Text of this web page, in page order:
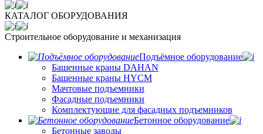
КАТАЛОГ ОБОРУДОВАНИЯ
Строительное оборудование и механизация
Подъёмное оборудование
Башенные краны DAHAN
Башенные краны HYCM
Мачтовые подъемники
Фасадные подъемники
Комплектующие для фасадных подъемников
Бетонное оборудование
Бетонные заводы